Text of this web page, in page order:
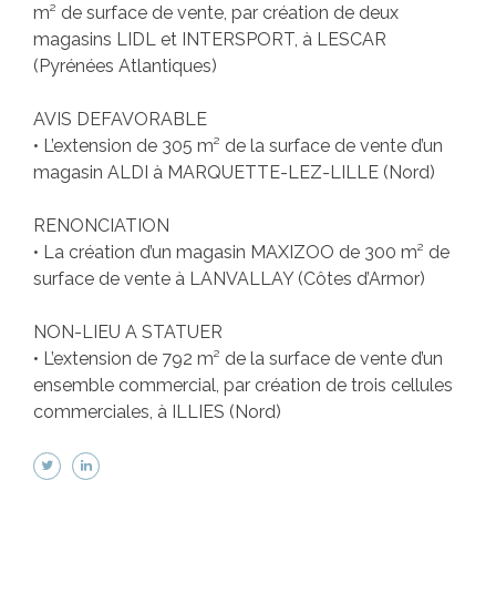
m² de surface de vente, par création de deux
magasins LIDL et INTERSPORT, à LESCAR
(Pyrénées Atlantiques)
AVIS DEFAVORABLE
• L’extension de 305 m² de la surface de vente d’un
magasin ALDI à MARQUETTE-LEZ-LILLE (Nord)
RENONCIATION
• La création d’un magasin MAXIZOO de 300 m² de
surface de vente à LANVALLAY (Côtes d’Armor)
NON-LIEU A STATUER
• L’extension de 792 m² de la surface de vente d’un
ensemble commercial, par création de trois cellules
commerciales, à ILLIES (Nord)